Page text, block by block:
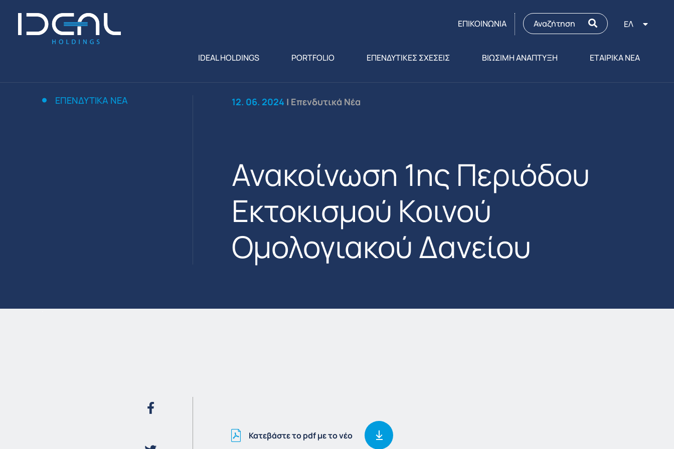
ΕΠΙΚΟΙΝΩΝΙΑ ΕΛ
IDEAL HOLDINGS PORTFOLIO ΕΠΕΝΔΥΤΙΚΕΣ ΣΧΕΣΕΙΣ ΒΙΩΣΙΜΗ ΑΝΑΠΤΥΞΗ ΕΤΑΙΡΙΚΑ ΝΕΑ
ΕΠΕΝΔΥΤΙΚΆ ΝΈΑ 12. 06. 2024 | Επενδυτικά Νέα
Ανακοίνωση 1ης Περιόδου
Εκτοκισμού Κοινού
Ομολογιακού Δανείου
Κατεβάστε το pdf με το νέο